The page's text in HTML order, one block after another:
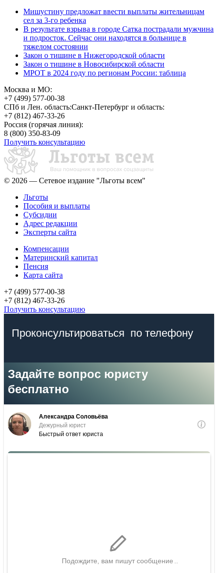
Мишустину предложат ввести выплаты жительницам
сел за 3-го ребенка
В результате взрыва в городе Сатка пострадали мужчина
и подросток. Сейчас они находятся в больнице в
тяжелом состоянии
Закон о тишине в Нижегородской области
Закон о тишине в Новосибирской области
МРОТ в 2024 году по регионам России: таблица
Москва и МО:
+7 (499) 577-00-38
СПб и Лен. область:Санкт-Петербург и область:
+7 (812) 467-33-26
Россия (горячая линия):
8 (800) 350-83-09
Получить консультацию
© 2026 — Сетевое издание "Льготы всем"
Льготы
Пособия и выплаты
Субсидии
Адрес редакции
Эксперты сайта
Компенсации
Материнский капитал
Пенсия
Карта сайта
+7 (499) 577-00-38
+7 (812) 467-33-26
Получить консультацию